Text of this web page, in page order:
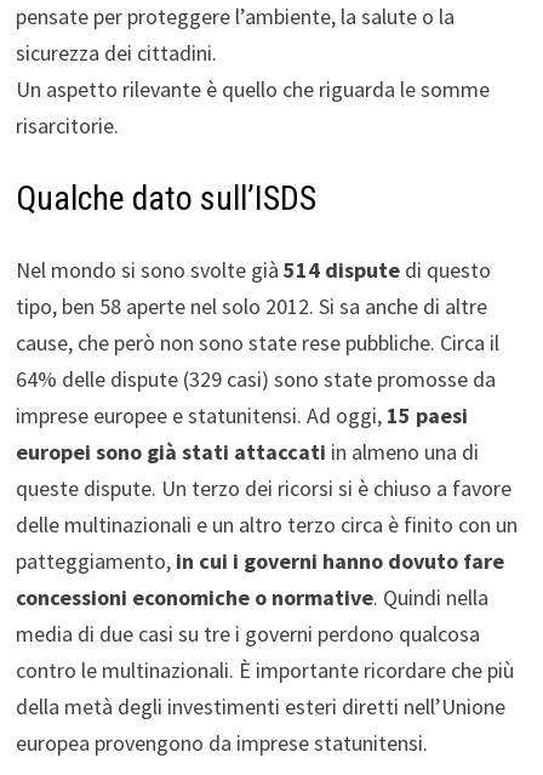
pensate per proteggere l’ambiente, la salute o la
sicurezza dei cittadini.
Un aspetto rilevante è quello che riguarda le somme
risarcitorie.
Qualche dato sull’ISDS
Nel mondo si sono svolte già 514 disputedi questo
tipo, ben 58 aperte nel solo 2012. Si sa anche di altre
cause, che però non sono state rese pubbliche. Circa il
64% delle dispute (329 casi) sono state promosse da
imprese europee e statunitensi. Ad oggi, 15 paesi
europei sono già stati attaccati in almeno una di
queste dispute. Un terzo dei ricorsi si è chiuso a favore
delle multinazionali e un altro terzo circa è finito con un
patteggiamento, in cui i governi hanno dovuto fare
concessioni economiche o normative. Quindi nella
media di due casi su tre i governi perdono qualcosa
contro le multinazionali. È importante ricordare che più
della metà degli investimenti esteri diretti nell’Unione
europea provengono da imprese statunitensi.